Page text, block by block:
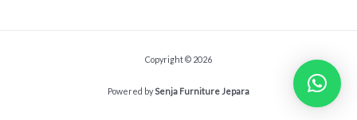
Copyright © 2026
Powered bySenja Furniture Jepara